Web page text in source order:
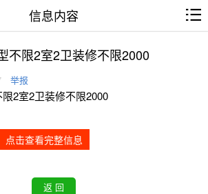
信息内容
不限2室2卫装修不限2000
举报
2室2卫装修不限2000
点击查看完整信息